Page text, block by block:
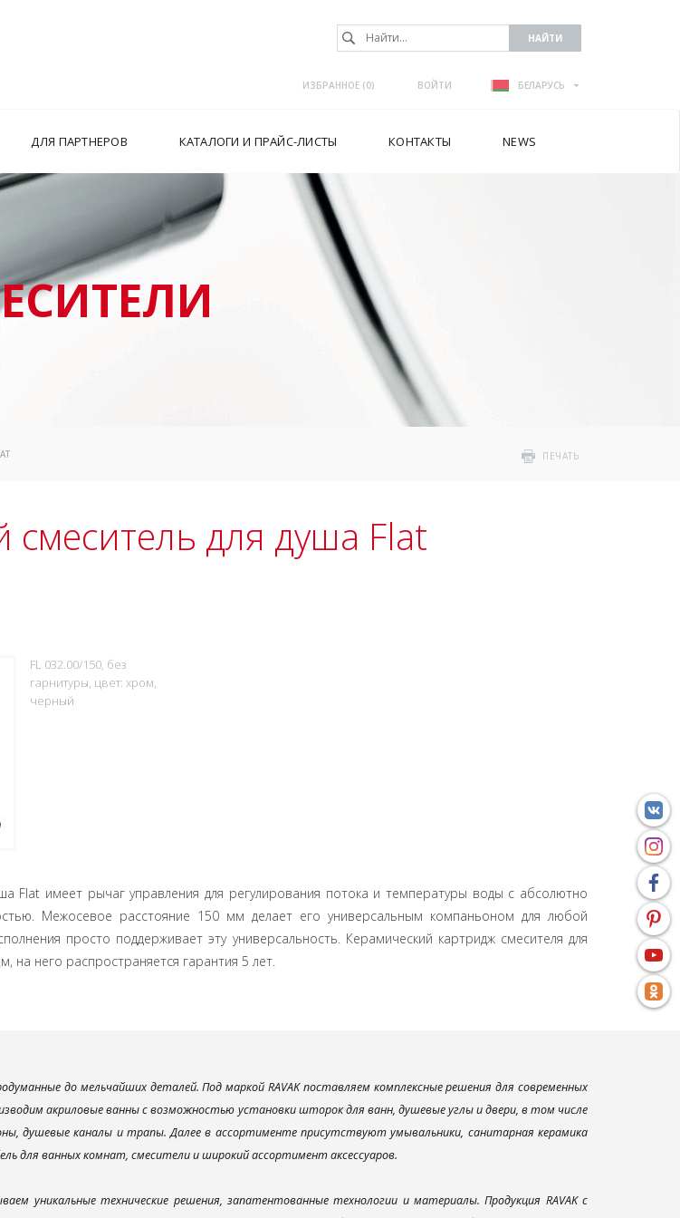
ИЗБРАННОЕ (0) ВОЙТИ БЕЛАРУСЬ
ДЛЯ ПАРТНЕРОВ КАТАЛОГИ И ПРАЙС-ЛИСТЫ КОНТАКТЫ NEWS
ПЕЧАТЬ
смеситель для душа Flat
FL 032.00/150, без
гарнитуры, цвет: хром,
черный
Flat имеет рычаг управления для регулирования потока и температуры воды с абсолютно
Межосевое расстояние 150 мм делает его универсальным компаньоном для любой
просто поддерживает эту универсальность. Керамический картридж смесителя для
на него распространяется гарантия 5 лет.
до мельчайших деталей. Под маркой RAVAK поставляем комплексные решения для современных
акриловые ванны с возможностью установки шторок для ванн, душевые углы и двери, в том числе
душевые каналы и трапы. Далее в ассортименте присутствуют умывальники, санитарная керамика
для ванных комнат, смесители и широкий ассортимент аксессуаров.
уникальные технические решения, запатентованные технологии и материалы. Продукция RAVAK с